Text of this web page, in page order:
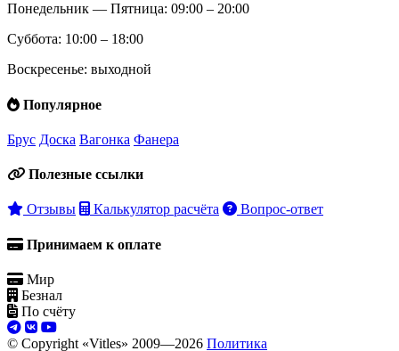
Понедельник — Пятница: 09:00 – 20:00
Суббота: 10:00 – 18:00
Воскресенье: выходной
Популярное
Брус Доска Вагонка Фанера
Полезные ссылки
Отзывы Калькулятор расчёта Вопрос-ответ
Принимаем к оплате
Мир
Безнал
По счёту
© Copyright «Vitles» 2009—2026 Политика